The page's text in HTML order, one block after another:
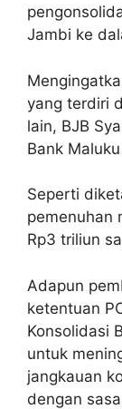
Jambi ke
yang terdiri
lain, BJB
Bank
Seperti
pemenuhan
Rp3 triliun
Adapun
ketentuan
Konsolidasi
untuk
jangkauan
dengan